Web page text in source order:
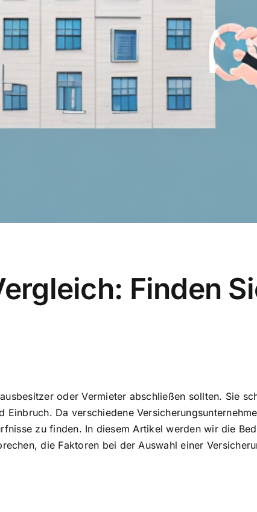
Finden
oder Vermieter abschließen sollten. Sie
Da verschiedene
zu finden. In diesem Artikel werden wir die
die Faktoren bei der Auswahl einer